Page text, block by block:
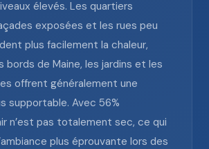
élevés. Les quartiers
exposées et les rues peu
plus facilement la chaleur,
bords de Maine, les jardins et les
offrent généralement une
supportable. Avec 56%
n’est pas totalement sec, ce qui
plus éprouvante lors des